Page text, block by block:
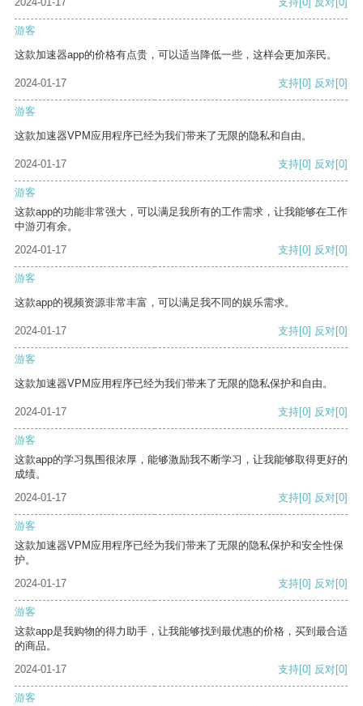
游客
这款加速器app的价格有点贵，可以适当降低一些，这样会更加亲民。
2024-01-17 支持[0] 反对[0]
游客
这款加速器VPM应用程序已经为我们带来了无限的隐私和自由。
2024-01-17 支持[0] 反对[0]
游客
这款app的功能非常强大，可以满足我所有的工作需求，让我能够在工作
中游刃有余。
2024-01-17
支持[0] 反对[0]
游客
这款app的视频资源非常丰富，可以满足我不同的娱乐需求。
2024-01-17 支持[0] 反对[0]
游客
这款加速器VPM应用程序已经为我们带来了无限的隐私保护和自由。
2024-01-17 支持[0] 反对[0]
游客
这款app的学习氛围很浓厚，能够激励我不断学习，让我能够取得更好的
成绩。
2024-01-17
支持[0] 反对[0]
游客
这款加速器VPM应用程序已经为我们带来了无限的隐私保护和安全性保
护。
2024-01-17
支持[0] 反对[0]
游客
这款app是我购物的得力助手，让我能够找到最优惠的价格，买到最合适
的商品。
2024-01-17
支持[0] 反对[0]
游客